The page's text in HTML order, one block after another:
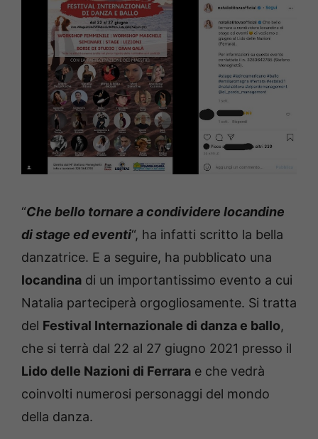
“Che bello tornare a condividere locandine
di stage ed eventi“, ha infatti scritto la bella
danzatrice. E a seguire, ha pubblicato una
locandina di un importantissimo evento a cui
Natalia parteciperà orgogliosamente. Si tratta
del Festival Internazionale di danza e ballo,
che si terrà dal 22 al 27 giugno 2021 presso il
Lido delle Nazioni di Ferrara e che vedrà
coinvolti numerosi personaggi del mondo
della danza.